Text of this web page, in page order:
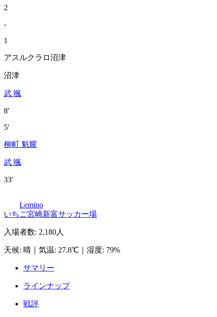
2
-
1
アスルクラロ沼津
沼津
武 颯
8'
5'
柳町 魁耀
武 颯
33'
Lemino
いちご宮崎新富サッカー場
入場者数: 2,180人
天候: 晴 気温: 27.8℃ 湿度: 79%
サマリー
ラインナップ
戦評